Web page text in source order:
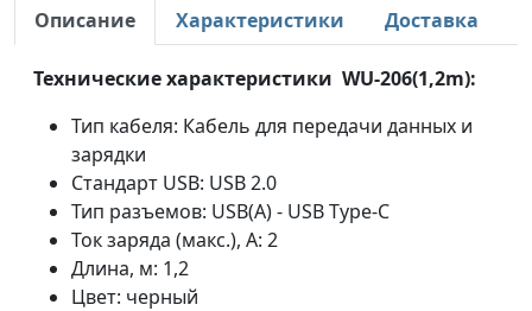
Описание Характеристики Доставка
Технические характеристики WU-206(1,2m):
Тип кабеля: Кабель для передачи данных и
зарядки
Стандарт USB: USB 2.0
Тип разъемов: USB(A) - USB Type-C
Ток заряда (макс.), А: 2
Длина, м: 1,2
Цвет: черный